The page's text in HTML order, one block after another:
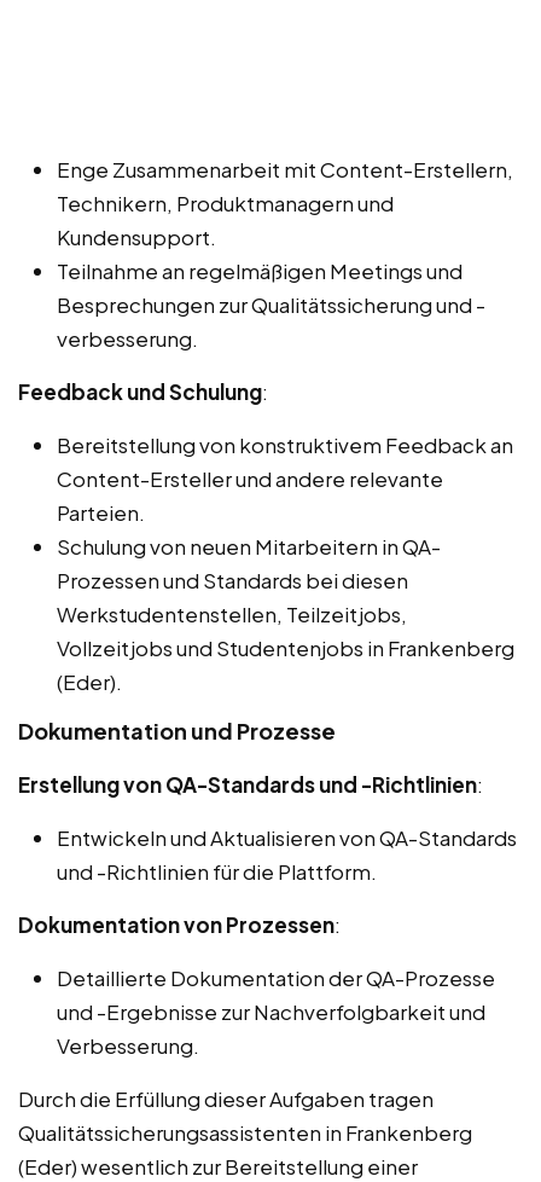
Enge Zusammenarbeit mit Content-Erstellern,
Technikern, Produktmanagern und
Kundensupport.
Teilnahme an regelmäßigen Meetings und
Besprechungen zur Qualitätssicherung und -
verbesserung.
Feedback und Schulung:
Bereitstellung von konstruktivem Feedback an
Content-Ersteller und andere relevante
Parteien.
Schulung von neuen Mitarbeitern in QA-
Prozessen und Standards bei diesen
Werkstudentenstellen, Teilzeitjobs,
Vollzeitjobs und Studentenjobs in Frankenberg
(Eder).
Dokumentation und Prozesse
Erstellung von QA-Standards und -Richtlinien:
Entwickeln und Aktualisieren von QA-Standards
und -Richtlinien für die Plattform.
Dokumentation von Prozessen:
Detaillierte Dokumentation der QA-Prozesse
und -Ergebnisse zur Nachverfolgbarkeit und
Verbesserung.
Durch die Erfüllung dieser Aufgaben tragen
Qualitätssicherungsassistenten in Frankenberg
(Eder) wesentlich zur Bereitstellung einer